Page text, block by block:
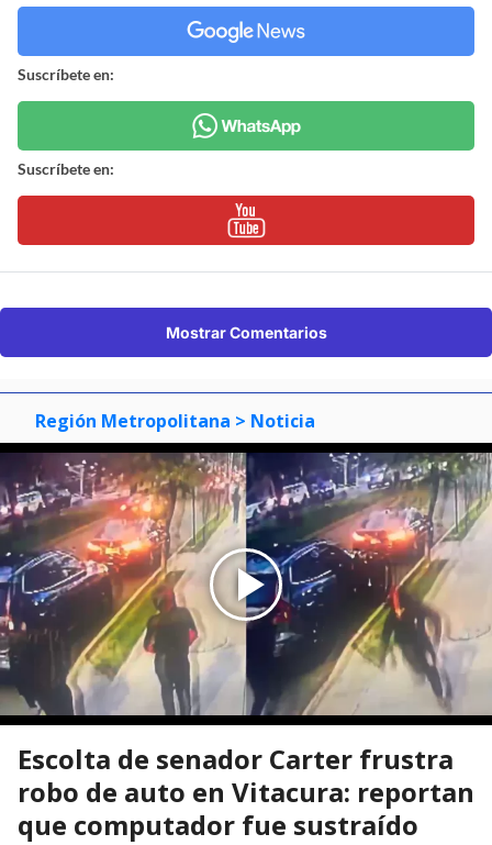
Suscríbete en:
Suscríbete en:
Mostrar Comentarios
Región Metropolitana > Noticia
Escolta de senador Carter frustra
robo de auto en Vitacura: reportan
que computador fue sustraído